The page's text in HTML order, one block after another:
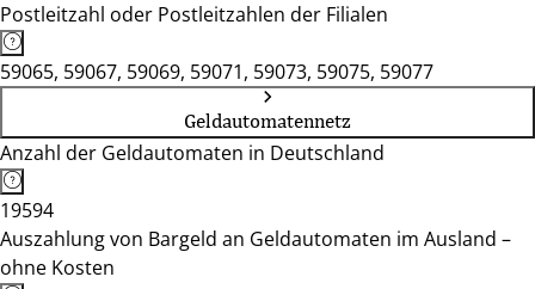
Postleitzahl oder Postleitzahlen der Filialen
59065, 59067, 59069, 59071, 59073, 59075, 59077
Geldautomatennetz
Anzahl der Geldautomaten in Deutschland
19594
Auszahlung von Bargeld an Geldautomaten im Ausland –
ohne Kosten